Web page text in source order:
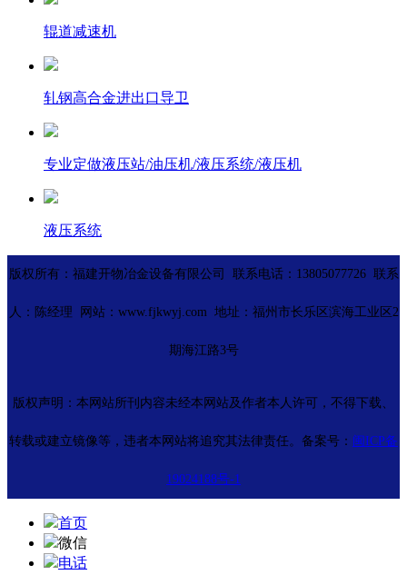
辊道减速机
轧钢高合金进出口导卫
专业定做液压站/油压机/液压系统/液压机
液压系统
版权所有：福建开物冶金设备有限公司 联系电话：13805077726 联系
人：陈经理 网站：www.fjkwyj.com 地址：福州市长乐区滨海工业区2
期海江路3号
版权声明：本网站所刊内容未经本网站及作者本人许可，不得下载、
转载或建立镜像等，违者本网站将追究其法律责任。备案号： 闽ICP备
19024188号-1
首页
微信
电话